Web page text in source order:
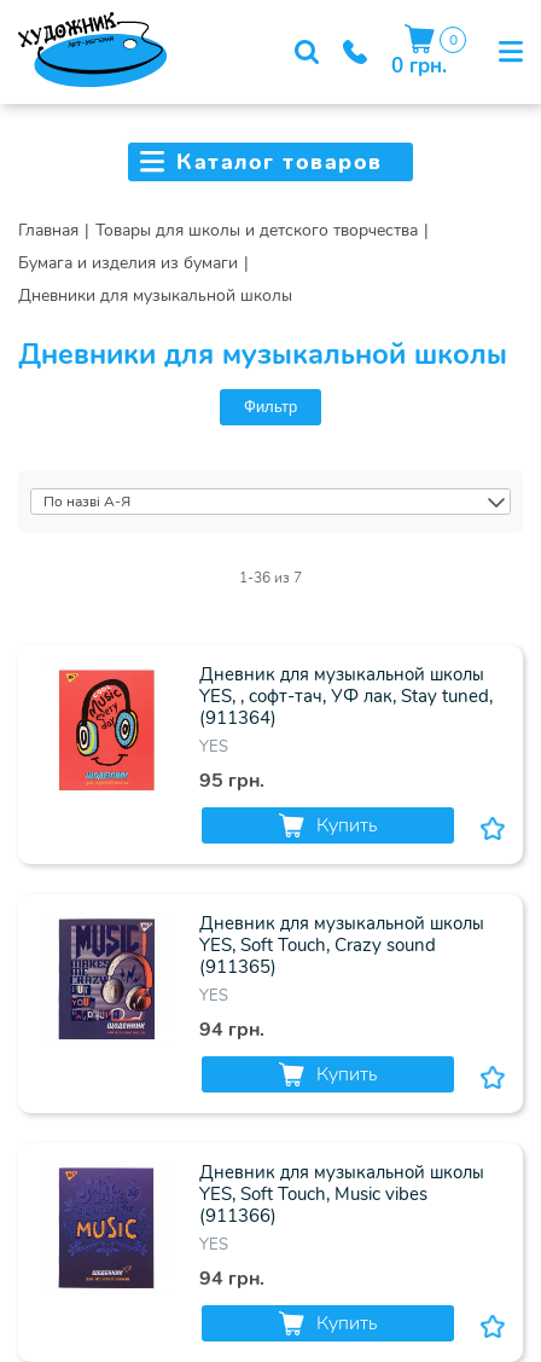
0
0 грн.
Каталог товаров
Главная
Товары для школы и детского творчества
Бумага и изделия из бумаги
Дневники для музыкальной школы
Дневники для музыкальной школы
Фильтр
По назві А-Я
По назві А-Я
1-36 из 7
Дневник для музыкальной школы
YES, , софт-тач, УФ лак, Stay tuned,
(911364)
YES
95 грн.
Купить
Дневник для музыкальной школы
YES, Soft Touch, Crazy sound
(911365)
YES
94 грн.
Купить
Дневник для музыкальной школы
YES, Soft Touch, Music vibes
(911366)
YES
94 грн.
Купить